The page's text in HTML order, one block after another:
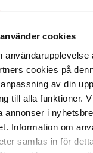
cookies
användarupplevelse
cookies på
av din
till alla funktioner.
annonser i
Information om
samlas in för